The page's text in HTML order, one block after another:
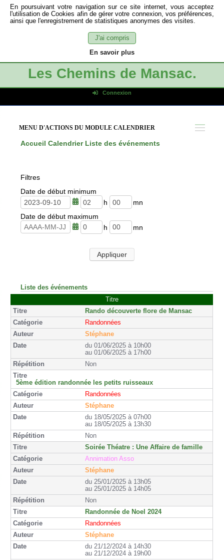
En poursuivant votre navigation sur ce site internet, vous acceptez
l'utilisation de Cookies afin de gérer votre connexion, vos préférences,
ainsi que l'enregistrement de statistiques anonymes des visites.
J'ai compris
En savoir plus
Les Chemins de Mansac.
Connexion
MENU D'ACTIONS DU MODULE CALENDRIER
Accueil Calendrier Liste des événements
Filtres
Date de début minimum
h
e
u
r
i
n
u
e
s
Date de début maximum
n
u
Appliquer
Liste des événements
Titre
Rando découverte flore de Mansac
Randonnées
Stéphane
du 01/06/2025 à 10h00
au 01/06/2025 à 17h00
Non
5ème édition randonnée les petits ruisseaux
Randonnées
Stéphane
du 18/05/2025 à 07h00
au 18/05/2025 à 13h30
Non
Soirée Théatre : Une Affaire de famille
Annimation Asso
Stéphane
du 25/01/2025 à 13h05
au 25/01/2025 à 14h05
Non
Randonnée de Noel 2024
Randonnées
Stéphane
du 21/12/2024 à 14h30
au 21/12/2024 à 19h00